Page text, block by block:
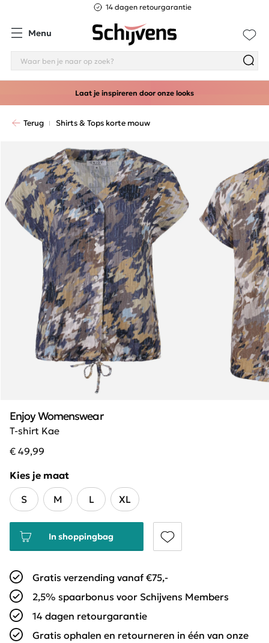
14 dagen retourgarantie
Menu
Laat je inspireren door onze looks
Terug Shirts & Tops korte mouw
T-shirt Kae
Enjoy Womenswear
€ 49,99
Kies je maat
S
M L XL
In shoppingbag
Gratis verzending vanaf €75,-
2,5% spaarbonus voor Schijvens Members
14 dagen retourgarantie
Gratis ophalen en retourneren in één van onze